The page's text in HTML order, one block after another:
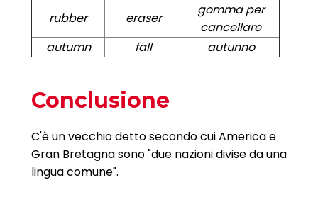
rubber
eraser
gomma per
cancellare
autumn
fall autunno
Conclusione
C'è un vecchio detto secondo cui America e
Gran Bretagna sono "due nazioni divise da una
lingua comune".